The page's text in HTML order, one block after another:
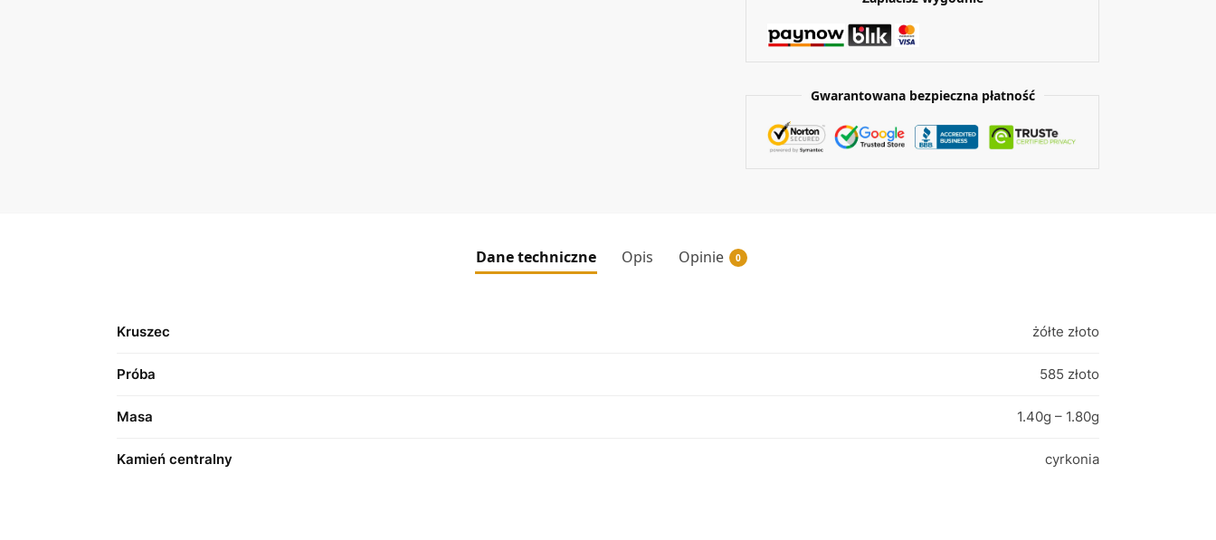
Gwarantowana bezpieczna płatność
Dane techniczne Opis Opinie 0
Kruszec żółte złoto
Próba 585 złoto
Masa 1.40g – 1.80g
Kamień centralny cyrkonia